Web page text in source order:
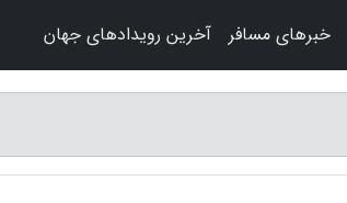
خبرهای مسافر آخرین رویدادهای جهان